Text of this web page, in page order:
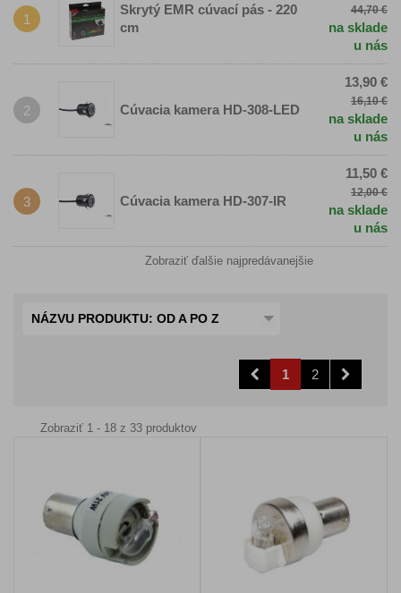
1
Skrytý EMR cúvací pás - 220
cm
44,70 €
na sklade
u nás
2 Cúvacia kamera HD-308-LED
13,90 €
16,10 €
na sklade
u nás
3 Cúvacia kamera HD-307-IR
11,50 €
12,00 €
na sklade
u nás
Zobraziť ďalšie najpredávanejšie
NÁZVU PRODUKTU: OD A PO Z
1 2
Zobraziť 1 - 18 z 33 produktov